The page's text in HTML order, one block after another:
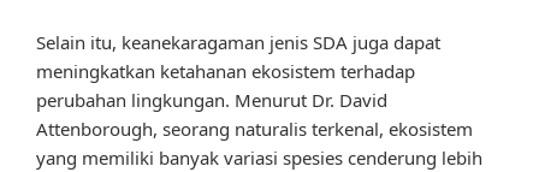
Selain itu, keanekaragaman jenis SDA juga dapat
meningkatkan ketahanan ekosistem terhadap
perubahan lingkungan. Menurut Dr. David
Attenborough, seorang naturalis terkenal, ekosistem
yang memiliki banyak variasi spesies cenderung lebih